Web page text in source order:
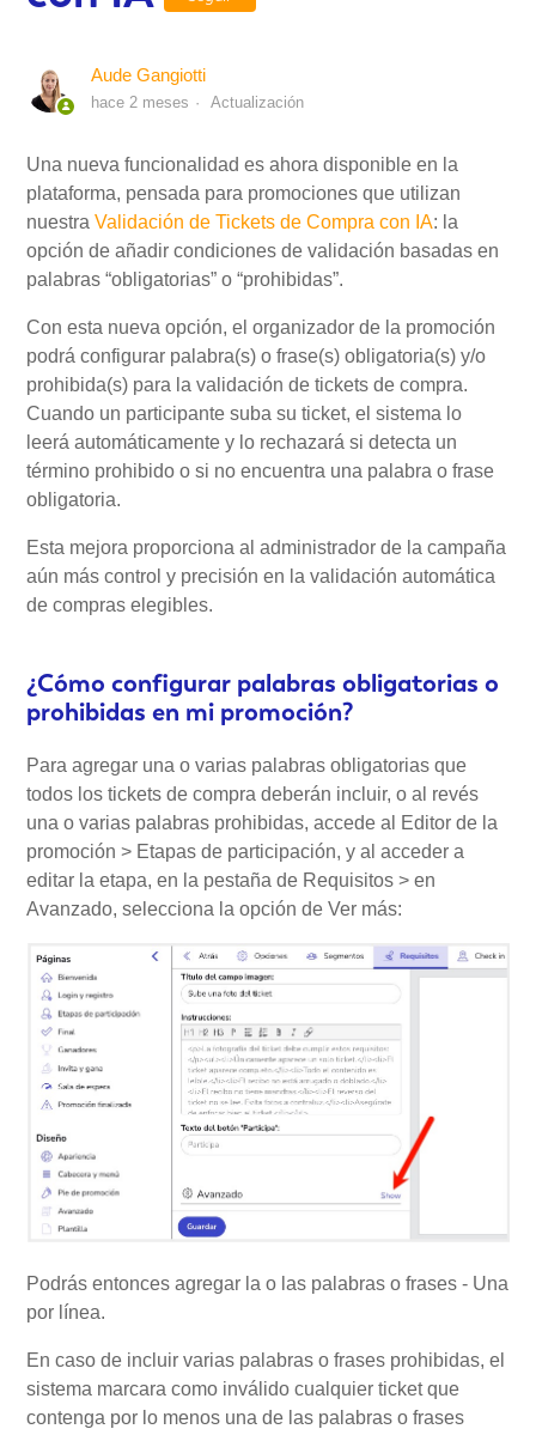
Videotutoriales
Preguntas Frecuentes
Actualizaciones
Aude Gangiotti
hace 2 meses Actualización
Una nueva funcionalidad es ahora disponible en la
plataforma, pensada para promociones que utilizan
nuestraValidación de Tickets de Compra con IA: la
opción de añadir condiciones de validación basadas en
palabras “obligatorias” o “prohibidas”.
Con esta nueva opción, el organizador de la promoción
podrá configurar palabra(s) o frase(s) obligatoria(s) y/o
prohibida(s) para la validación de tickets de compra.
Cuando un participante suba su ticket, el sistema lo
leerá automáticamente y lo rechazará si detecta un
término prohibido o si no encuentra una palabra o frase
obligatoria.
Esta mejora proporciona al administrador de la campaña
aún más control y precisión en la validación automática
de compras elegibles.
¿Cómo configurar palabras obligatorias o
prohibidas en mi promoción?
Para agregar una o varias palabras obligatorias que
todos los tickets de compra deberán incluir, o al revés
una o varias palabras prohibidas, accede al Editor de la
promoción > Etapas de participación, y al acceder a
editar la etapa, en la pestaña de Requisitos > en
Avanzado, selecciona la opción de Ver más:
Podrás entonces agregar la o las palabras o frases - Una
por línea.
En caso de incluir varias palabras o frases prohibidas, el
sistema marcara como inválido cualquier ticket que
contenga por lo menos una de las palabras o frases